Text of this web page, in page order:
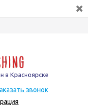
в Красноярске
звонок